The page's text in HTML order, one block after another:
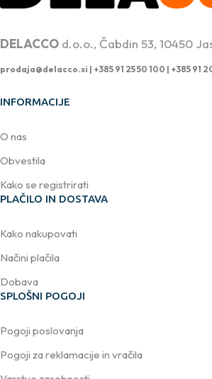
DELACCO d.o.o., Čabdin 53, 10450
prodaja@delacco.si | +385 91 25 50 100 | +385 91
INFORMACIJE
O nas
Obvestila
Kako se registrirati
PLAČILO IN DOSTAVA
Kako nakupovati
Načini plačila
Dobava
SPLOŠNI POGOJI
Pogoji poslovanja
Pogoji za reklamacije in vračila